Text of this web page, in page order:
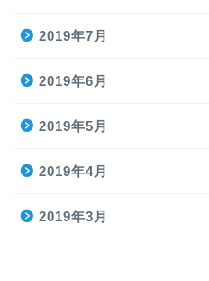
2019年7月
2019年6月
2019年5月
2019年4月
2019年3月